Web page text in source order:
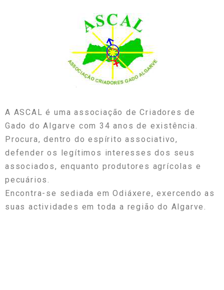
A ASCAL é uma associação de Criadores de
Gado do Algarve com 34 anos de existência.
Procura, dentro do espírito associativo,
defender os legítimos interesses dos seus
associados, enquanto produtores agrícolas e
pecuários.
Encontra-se sediada em Odiáxere, exercendo as
suas actividades em toda a região do Algarve.